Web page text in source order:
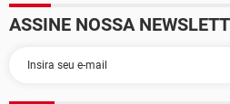
ASSINE NOSSA